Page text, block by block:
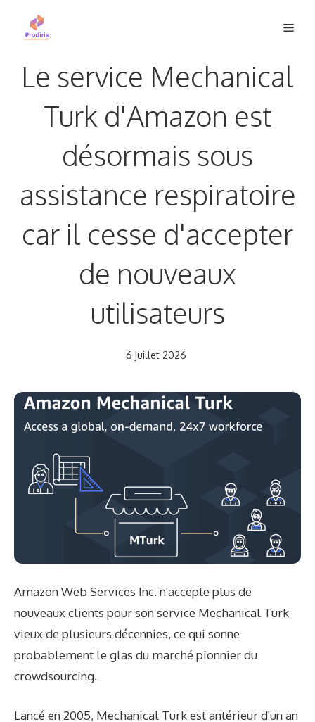
Le service Mechanical
Turk d'Amazon est
désormais sous
assistance respiratoire
car il cesse d'accepter
de nouveaux
utilisateurs
6 juillet 2026
Amazon Web Services Inc. n'accepte plus de
nouveaux clients pour son service Mechanical Turk
vieux de plusieurs décennies, ce qui sonne
probablement le glas du marché pionnier du
crowdsourcing.
Lancé en 2005, Mechanical Turk est antérieur d'un an